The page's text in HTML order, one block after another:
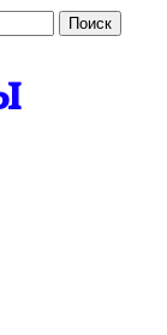
Поиск